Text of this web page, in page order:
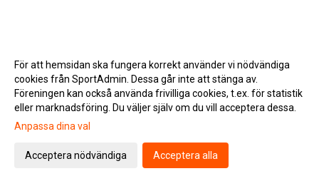
Gå till Webbversion
För att hemsidan ska fungera korrekt använder vi nödvändiga
cookies från SportAdmin. Dessa går inte att stänga av.
Föreningen kan också använda frivilliga cookies, t.ex. för statistik
eller marknadsföring. Du väljer själv om du vill acceptera dessa.
Anpassa dina val
Acceptera nödvändiga Acceptera alla